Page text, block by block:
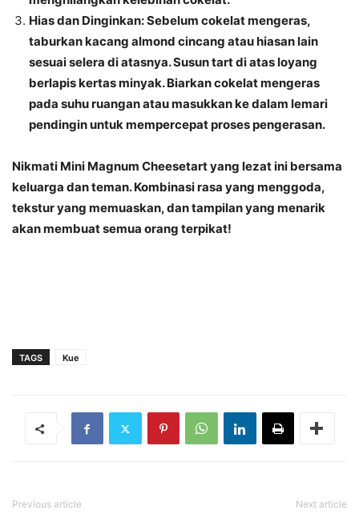
Hias dan Dinginkan: Sebelum cokelat mengeras,
taburkan kacang almond cincang atau hiasan lain
sesuai selera di atasnya. Susun tart di atas loyang
berlapis kertas minyak. Biarkan cokelat mengeras
pada suhu ruangan atau masukkan ke dalam lemari
pendingin untuk mempercepat proses pengerasan.
Nikmati Mini Magnum Cheesetart yang lezat ini bersama
keluarga dan teman. Kombinasi rasa yang menggoda,
tekstur yang memuaskan, dan tampilan yang menarik
akan membuat semua orang terpikat!
TAGS Kue
Previous article Next article